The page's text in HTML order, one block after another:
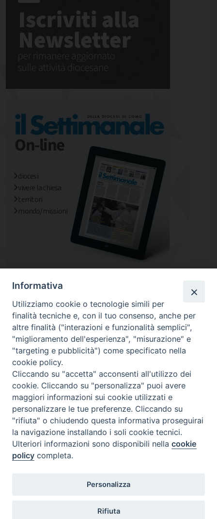
diocesi
vivere la chiesa
territori
mondo/missioni
Diocesi
di Como
Diocesi di Como | piazza Grimoldi, 5
Riproduzione solo con permesso.
Iscriviti alla Newsletter
Informativa
Utilizziamo cookie o tecnologie simili per
finalità tecniche e, con il tuo consenso, anche per
altre finalità ("interazioni e funzionalità semplici",
"miglioramento dell'esperienza", "misurazione" e
"targeting e pubblicità") come specificato nella
cookie policy.
Cliccando su "accetta" acconsenti all'utilizzo dei
cookie. Cliccando su "personalizza" puoi avere
maggiori informazioni sui cookie utilizzati e
personalizzare le tue preferenze. Cliccando su
"rifiuta" o chiudendo questa informativa proseguirai
la navigazione installando i soli cookie tecnici.
Ulteriori informazioni sono disponibili nellacookie
policy completa.
Personalizza
Rifiuta